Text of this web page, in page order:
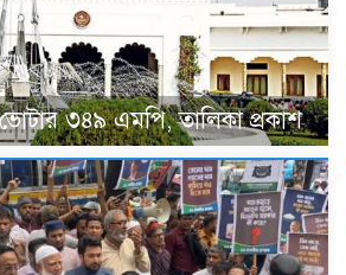
ভোটার ৩৪৯ এমপি, তালিকা প্রকাশ